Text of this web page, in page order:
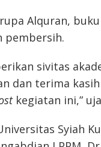
Alquran,
pembersih.
sivitas
dan terima
kegiatan ini,”
Syiah